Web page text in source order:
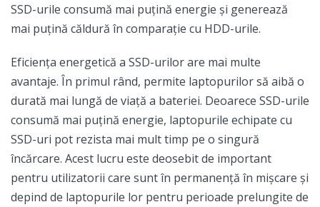
SSD-urile consumă mai puțină energie și generează
mai puțină căldură în comparație cu HDD-urile.
Eficiența energetică a SSD-urilor are mai multe
avantaje. În primul rând, permite laptopurilor să aibă o
durată mai lungă de viață a bateriei. Deoarece SSD-urile
consumă mai puțină energie, laptopurile echipate cu
SSD-uri pot rezista mai mult timp pe o singură
încărcare. Acest lucru este deosebit de important
pentru utilizatorii care sunt în permanență în mișcare și
depind de laptopurile lor pentru perioade prelungite de